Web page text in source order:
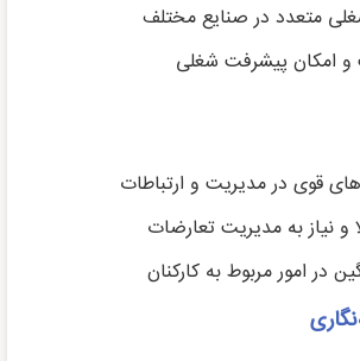
متعدد در صنایع مختلف
و امکان پیشرفت شغلی
قوی در مدیریت و ارتباطات
و نیاز به مدیریت تعارضات
در امور مربوط به کارکنان